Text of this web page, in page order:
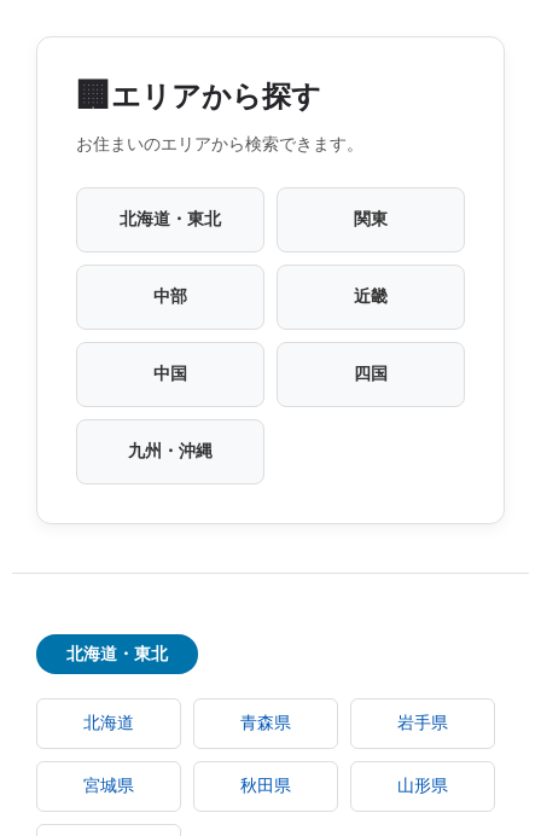
🏢 エリアから探す
お住まいのエリアから検索できます。
北海道・東北 関東
中部 近畿
中国 四国
九州・沖縄
北海道・東北
北海道 青森県 岩手県
宮城県 秋田県 山形県